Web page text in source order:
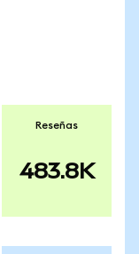
Reseñas
483.8K